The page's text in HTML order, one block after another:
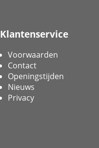
Klantenservice
Voorwaarden
Contact
Openingstijden
Nieuws
Privacy